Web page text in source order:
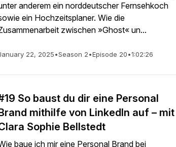
anderem ein norddeutscher Fernsehkoch
ein Hochzeitsplaner. Wie die
zwischen »Ghost« un...
22, 2025•Season 2•Episode 20•1:02:26
So baust du dir eine Personal
mithilfe von LinkedIn auf – mit
Sophie Bellstedt
baue ich mir eine Personal Brand bei